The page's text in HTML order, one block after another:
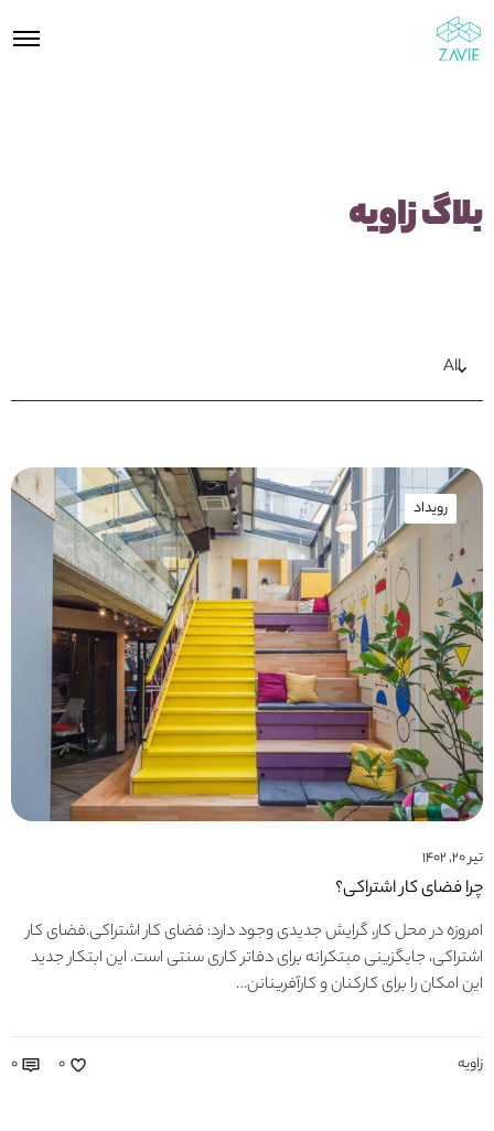
بلاگ زاویه
رویداد
تیر ۲۰, ۱۴۰۲
چرا فضای کار اشتراکی؟
امروزه در محل کار، گرایش جدیدی وجود دارد: فضای کار اشتراکی.فضای کار
اشتراکی، جایگزینی مبتکرانه برای دفاتر کاری سنتی است. این ابتکار جدید
این امکان را برای کارکنان و کارآفرینانن…
زاویه ۰ ۰